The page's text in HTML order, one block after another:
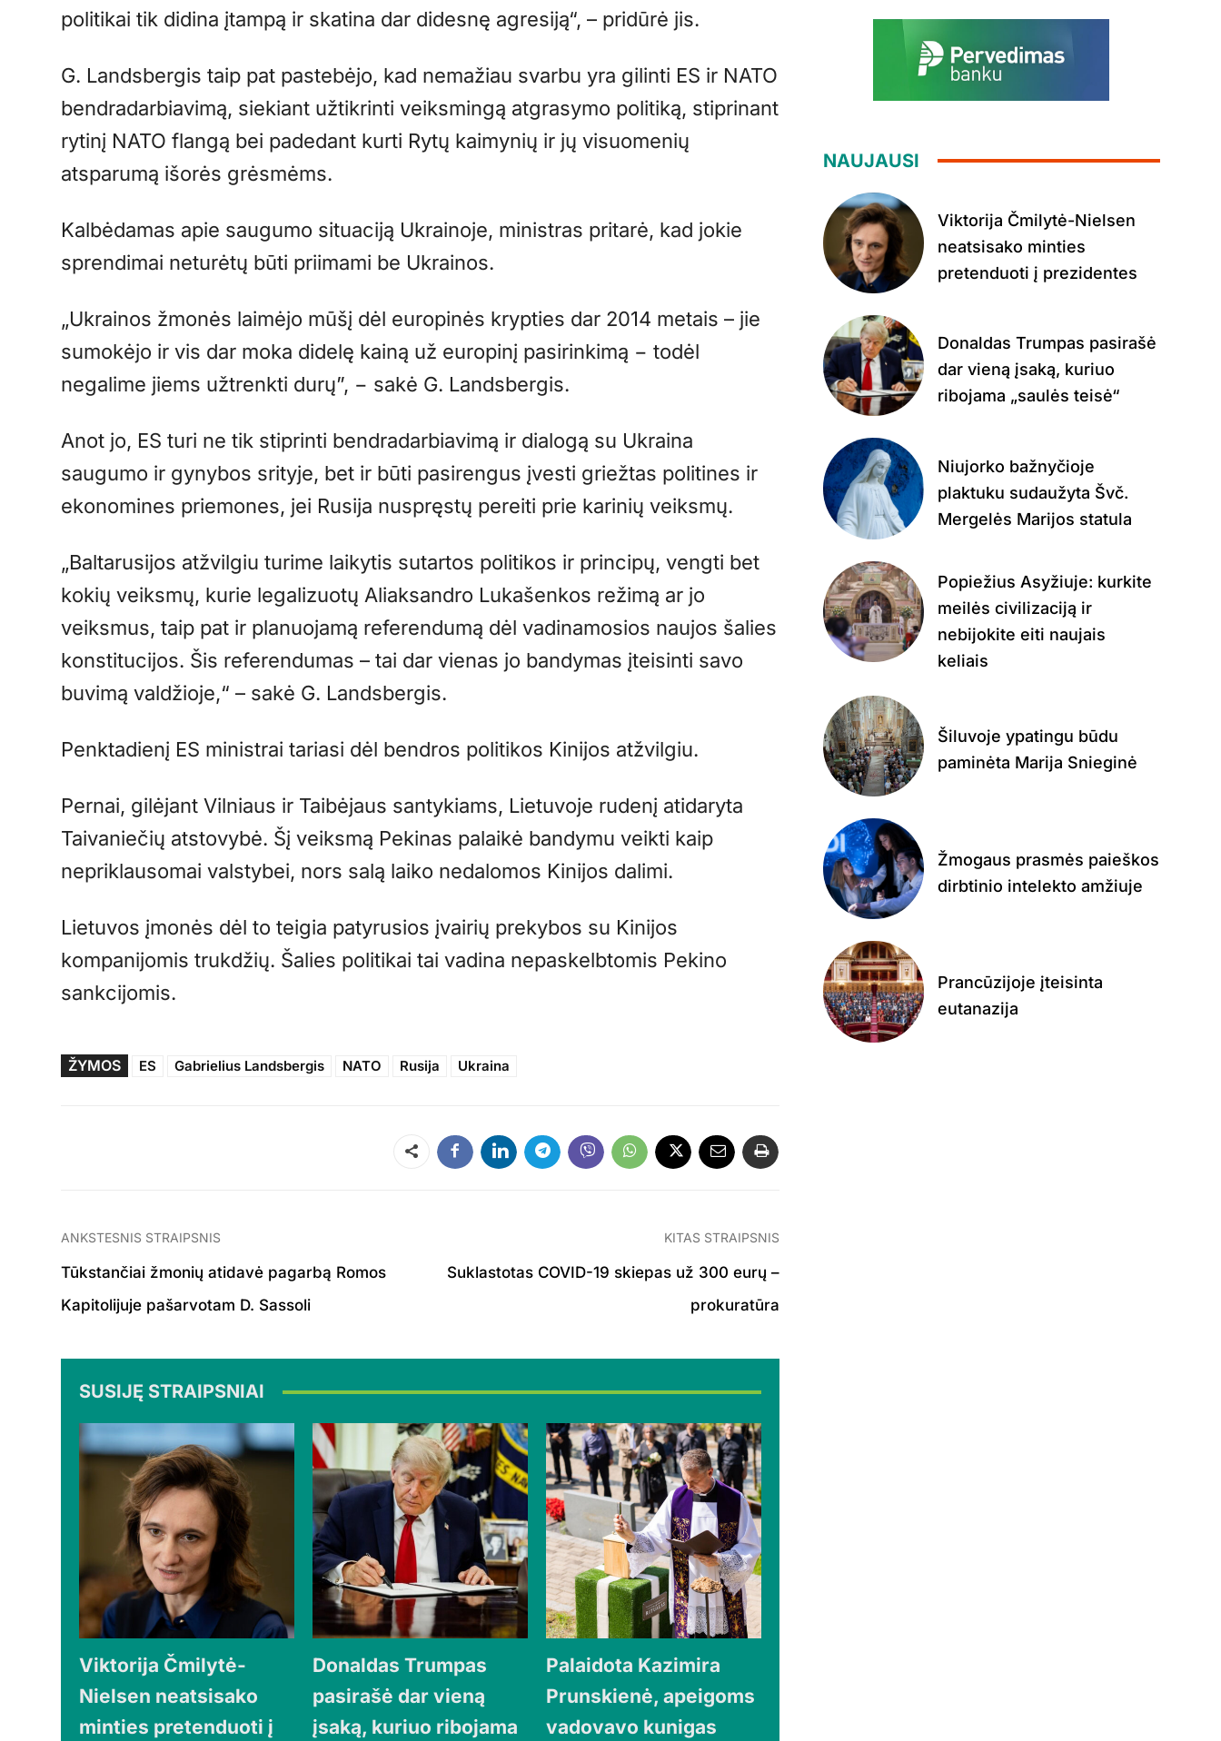
politikai tik didina įtampą ir skatina dar didesnę agresiją“, – pridūrė jis.
G. Landsbergis taip pat pastebėjo, kad nemažiau svarbu yra gilinti ES ir NATO
bendradarbiavimą, siekiant užtikrinti veiksmingą atgrasymo politiką, stiprinant
rytinį NATO flangą bei padedant kurti Rytų kaimynių ir jų visuomenių
atsparumą išorės grėsmėms.
Kalbėdamas apie saugumo situaciją Ukrainoje, ministras pritarė, kad jokie
sprendimai neturėtų būti priimami be Ukrainos.
„Ukrainos žmonės laimėjo mūšį dėl europinės krypties dar 2014 metais – jie
sumokėjo ir vis dar moka didelę kainą už europinį pasirinkimą − todėl
negalime jiems užtrenkti durų”, − sakė G. Landsbergis.
Anot jo, ES turi ne tik stiprinti bendradarbiavimą ir dialogą su Ukraina
saugumo ir gynybos srityje, bet ir būti pasirengus įvesti griežtas politines ir
ekonomines priemones, jei Rusija nuspręstų pereiti prie karinių veiksmų.
„Baltarusijos atžvilgiu turime laikytis sutartos politikos ir principų, vengti bet
kokių veiksmų, kurie legalizuotų Aliaksandro Lukašenkos režimą ar jo
veiksmus, taip pat ir planuojamą referendumą dėl vadinamosios naujos šalies
konstitucijos. Šis referendumas – tai dar vienas jo bandymas įteisinti savo
buvimą valdžioje,“ – sakė G. Landsbergis.
Penktadienį ES ministrai tariasi dėl bendros politikos Kinijos atžvilgiu.
Pernai, gilėjant Vilniaus ir Taibėjaus santykiams, Lietuvoje rudenį atidaryta
Taivaniečių atstovybė. Šį veiksmą Pekinas palaikė bandymu veikti kaip
nepriklausomai valstybei, nors salą laiko nedalomos Kinijos dalimi.
Lietuvos įmonės dėl to teigia patyrusios įvairių prekybos su Kinijos
kompanijomis trukdžių. Šalies politikai tai vadina nepaskelbtomis Pekino
sankcijomis.
ŽYMOS ES Gabrielius Landsbergis NATO Rusija Ukraina
Dalintis
ANKSTESNIS STRAIPSNIS
Tūkstančiai žmonių atidavė pagarbą Romos
Kapitolijuje pašarvotam D. Sassoli
KITAS STRAIPSNIS
Suklastotas COVID-19 skiepas už 300 eurų –
prokuratūra
SUSIJĘ STRAIPSNIAI
Viktorija Čmilytė-
Nielsen neatsisako
minties pretenduoti į
Donaldas Trumpas
pasirašė dar vieną
įsaką, kuriuo ribojama
Palaidota Kazimira
Prunskienė, apeigoms
vadovavo kunigas
NAUJAUSI
Viktorija Čmilytė-Nielsen
neatsisako minties
pretenduoti į prezidentes
Donaldas Trumpas pasirašė
dar vieną įsaką, kuriuo
ribojama „saulės teisė“
Niujorko bažnyčioje
plaktuku sudaužyta Švč.
Mergelės Marijos statula
Popiežius Asyžiuje: kurkite
meilės civilizaciją ir
nebijokite eiti naujais
keliais
Šiluvoje ypatingu būdu
paminėta Marija Snieginė
Žmogaus prasmės paieškos
dirbtinio intelekto amžiuje
Prancūzijoje įteisinta
eutanazija